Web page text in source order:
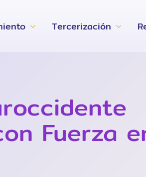
Tercerización
Fuerza